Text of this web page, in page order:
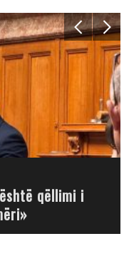
qëllimi i